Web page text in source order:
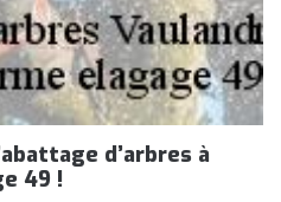
d’arbres à
49 !